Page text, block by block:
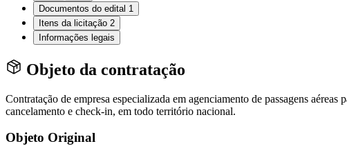
Documentos do edital 1
Itens da licitação 2
Informações legais
Objeto da contratação
Contratação de empresa especializada em agenciamento de passagens
cancelamento e check-in, em todo território nacional.
Objeto Original